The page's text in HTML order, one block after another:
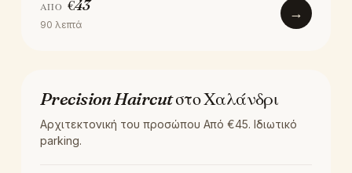
ΑΠΌ €43
90 λεπτά
→
ΚΟΎΡΕΜΑ
Precision Haircut στο Χαλάνδρι
Αρχιτεκτονική του προσώπου Από €45. Ιδιωτικό
parking.